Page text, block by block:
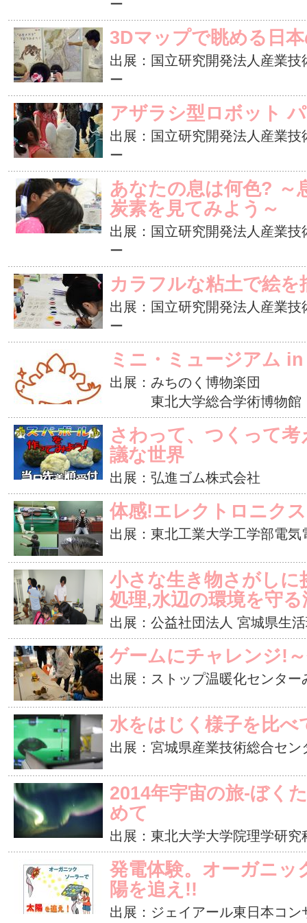
ー
3Dマップで眺める日
出展：国立研究開発法人産業
ー
アザラシ型ロボット
出展：国立研究開発法人産業
ー
あなたの息は何色? ～
炭素を見てみよう～
出展：国立研究開発法人産業
ー
カラフルな粘土で絵を
出展：国立研究開発法人産業
ー
ミニ・ミュージアム
出展：みちのく博物楽団
東北大学総合学術博物館
さわって、つくって
議な世界
出展：弘進ゴム株式会社
体感!エレクトロニクス
出展：東北工業大学工学部電気
小さな生き物さがしに
処理,水辺の環境を守る
出展：公益社団法人 宮城県生
ゲームにチャレンジ!
出展：ストップ温暖化センター
水をはじく様子を比べ
出展：宮城県産業技術総合セン
2014年宇宙の旅-ぼく
めて
出展：東北大学大学院理学研
発電体験。オーガニッ
陽を追え!!
出展：ジェイアール東日本コ